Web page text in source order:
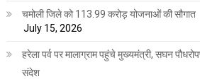
चमोली जिले को 113.99 करोड़ योजनाओं की सौगात
July 15, 2026
हरेला पर्व पर मालाग्राम पहुंचे मुख्यमंत्री, सघन
संदेश